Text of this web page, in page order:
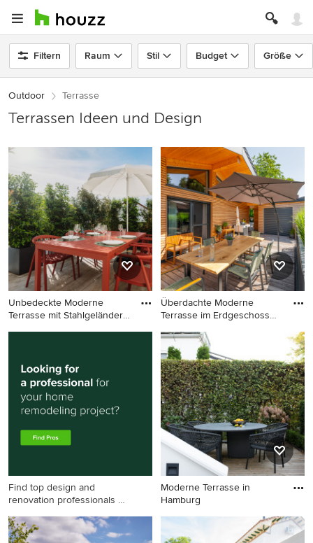
Filtern Raum Stil Budget Größe
Outdoor Terrasse
Terrassen Ideen und Design
Unbedeckte Moderne
Terrasse mit Stahlgeländer
Unbedeckte Moderne
Sonstige
Überdachte Moderne
Terrasse im Erdgeschoss
Überdachte Moderne
Terrasse im Erdgeschoss mit
Stahlgeländer in München
Find top design and
renovation professionals on
Moderne Terrasse in
Hamburg
Moderne Terrasse in
Hamburg